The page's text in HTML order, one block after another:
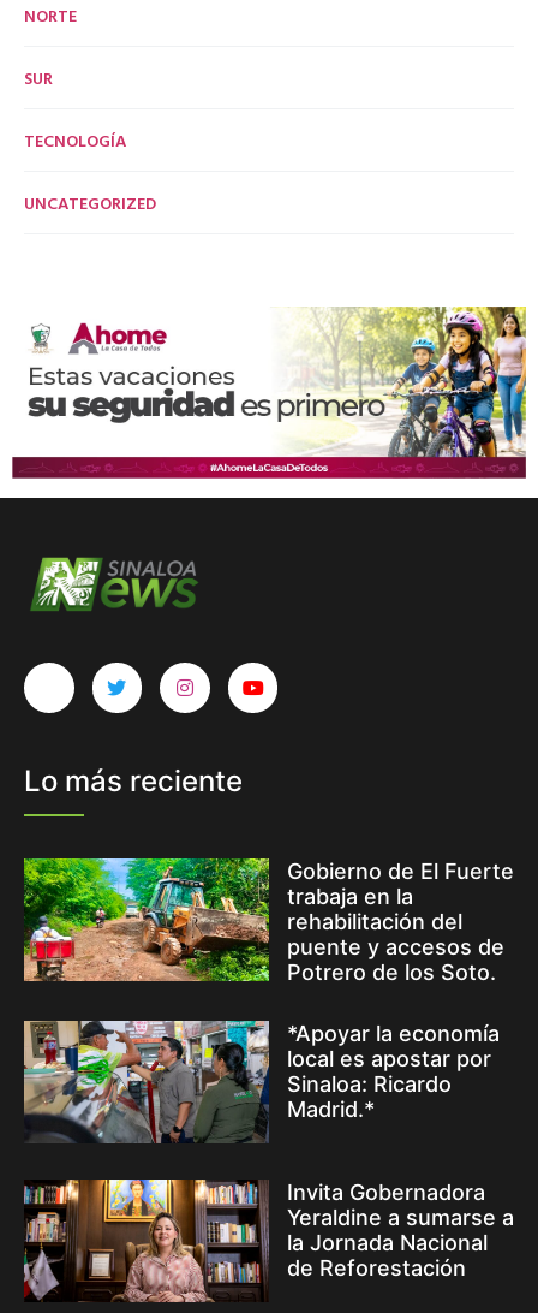
NORTE
SUR
TECNOLOGÍA
UNCATEGORIZED
Lo más reciente
Gobierno de El Fuerte
trabaja en la
rehabilitación del
puente y accesos de
Potrero de los Soto.
*Apoyar la economía
local es apostar por
Sinaloa: Ricardo
Madrid.*
Invita Gobernadora
Yeraldine a sumarse a
la Jornada Nacional
de Reforestación